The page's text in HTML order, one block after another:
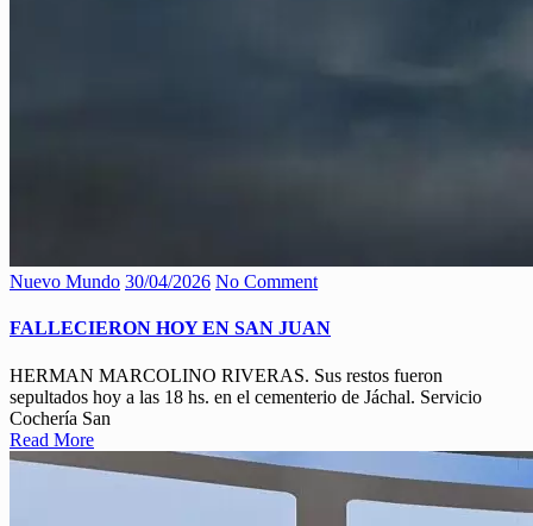
Nuevo Mundo 30/04/2026 No Comment
FALLECIERON HOY EN SAN JUAN
HERMAN MARCOLINO RIVERAS. Sus restos fueron
sepultados hoy a las 18 hs. en el cementerio de Jáchal. Servicio
Cochería San
Read More